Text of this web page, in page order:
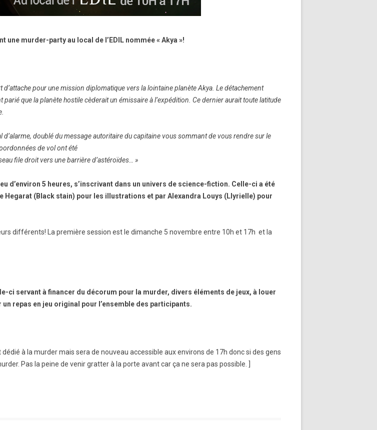
murder-party au local de l’EDIL nommée « Akya »!
pour une mission diplomatique vers la lointaine planète Akya. Le détachement
parié que la planète hostile cèderait un émissaire à l’expédition. Ce dernier aurait toute latitude
doublé du message autoritaire du capitaine vous sommant de vous rendre sur le
de vol ont été
file droit vers une barrière d’astéroïdes… »
d’environ 5 heures, s’inscrivant dans un univers de science-fiction. Celle-ci a été
Hegarat (Black stain) pour les illustrations et par Alexandra Louys (Llyrielle) pour
différents! La première session est le dimanche 5 novembre entre 10h et 17h et la
ci servant à financer du décorum pour la murder, divers éléments de jeux, à louer
repas en jeu original pour l’ensemble des participants.
à la murder mais sera de nouveau accessible aux environs de 17h donc si des gens
Pas la peine de venir gratter à la porte avant car ça ne sera pas possible. ]